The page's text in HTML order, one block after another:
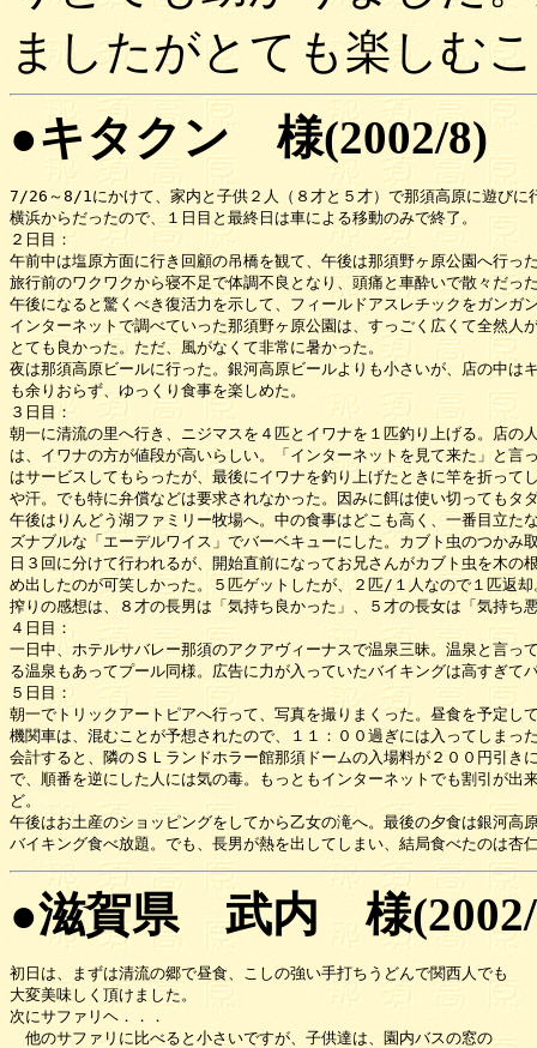
ましたがとても楽しむ
●キタクン 様(2002/8)
7/26～8/1にかけて、家内と子供２人（８才と５才）で那須高原に遊びに
横浜からだったので、１日目と最終日は車による移動のみで終了。
２日目：
午前中は塩原方面に行き回顧の吊橋を観て、午後は那須野ヶ原公園へ行っ
旅行前のワクワクから寝不足で体調不良となり、頭痛と車酔いで散々だっ
午後になると驚くべき復活力を示して、フィールドアスレチックをガンガ
インターネットで調べていった那須野ヶ原公園は、すっごく広くて全然人
とても良かった。ただ、風がなくて非常に暑かった。
夜は那須高原ビールに行った。銀河高原ビールよりも小さいが、店の中は
も余りおらず、ゆっくり食事を楽しめた。
３日目：
朝一に清流の里へ行き、ニジマスを４匹とイワナを１匹釣り上げる。店の
は、イワナの方が値段が高いらしい。「インターネットを見て来た」と言
はサービスしてもらったが、最後にイワナを釣り上げたときに竿を折って
や汗。でも特に弁償などは要求されなかった。因みに餌は使い切ってもタ
午後はりんどう湖ファミリー牧場へ。中の食事はどこも高く、一番目立た
ズナブルな「エーデルワイス」でバーベキューにした。カブト虫のつかみ
日３回に分けて行われるが、開始直前になってお兄さんがカブト虫を木の
め出したのが可笑しかった。５匹ゲットしたが、２匹/１人なので１匹返却
搾りの感想は、８才の長男は「気持ち良かった」、５才の長女は「気持ち
４日目：
一日中、ホテルサバレー那須のアクアヴィーナスで温泉三昧。温泉と言っ
る温泉もあってプール同様。広告に力が入っていたバイキングは高すぎて
５日目：
朝一でトリックアートピアへ行って、写真を撮りまくった。昼食を予定し
機関車は、混むことが予想されたので、１１：００過ぎには入ってしまっ
会計すると、隣のＳＬランドホラー館那須ドームの入場料が２００円引き
で、順番を逆にした人には気の毒。もっともインターネットでも割引が出
ど。
午後はお土産のショッピングをしてから乙女の滝へ。最後の夕食は銀河高
●滋賀県 武内 様
初日は、まずは清流の郷で昼食、こしの強い手打ちうどんで関西人でも
大変美味しく頂けました。
次にサファリヘ．．．
他のサファリに比べると小さいですが、子供達は、園内バスの窓の